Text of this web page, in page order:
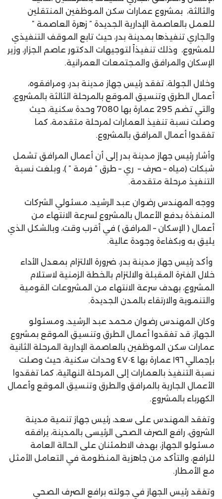
والثالثة، بمشروع عمارات سكن الموظفين المنتقلين
للعمل بالعاصمة الإدارية الجديدة ” زهرة العاصمة ”
والجاري تنفيذها بمدينة بدر، حيث تابع الموقف التنفيذي
للمشروع، وذلك تنفيذاً لتوجيهات الدكتور عاصم الجزار، وزير
الإسكان والمرافق والمجتمعات العمرانية.
وخلال الجولة، تفقد رئيس جهاز مدينة بدر، ومرافقوه،
أعمال الطرق وتنسيق الموقع بالمرحلة الثالثة بالمشروع،
والتي تضم 295 عمارة بها 7080 وحدة سكنية، حيث
وصلت نسبة تنفيذ العمارات لمرحلة متقدمة، كما
تفقدوا أعمال المرافق بالمشروع.
وأشار رئيس جهاز مدينة بدر إلى أن أعمال المرافق تشمل
شبكات (مياه – صرف – ري – طرق ” فرمة ” )، وبلغت نسبة
التنفيذ مرحلة متقدمة.
ووجه المهندس رضوان عبد الرشيد، مسئولي الشركات
المنفذة بدفع الأعمال بالمشروع لسرعة الانتهاء من
أعمال ( الإسكان – المرافق ) في أقرب وقت، وبالشكل الذي
يليق به وبكفاءة وجودة عالية.
وأكد رئيس جهاز مدينة بدر، ضرورة الالتزام بمعدل الأداء
خلال الفترة المقبلة والالتزام بالخطة الزمنية لاستلام
المشروع، بهدف سرعة الانتهاء من المشروعات القومية
والتنموية والارتقاء بالمدن الجديدة.
وكان المهندس رضوان محمد عبد الرشيد، ومسئولو
الجهاز، قد تفقدوا أعمال الطرق وتنسيق الموقع بمشروع
عمارات سكن الموظفين بالعاصمة الإدارية المرحلة الثانية
بإجمالي ١٩٦ عمارة بها ٤٧٠٤ وحدات سكنية، حيث وصلت
نسبة التنفيذ بالعمارات إلى المرحلة النهائية، كما تفقدوا
الأعمال الجارية بالمرافق والطرق وتنسيق الموقع وأعمال
الكهرباء بالمشروع.
وتفقد المهندس على سعد، رئيس جهاز تنمية مدينة
الشروق، رافع الصرف الصحى الرئيسى بالمدينة، يرافقه
مسئولو الجهاز، بهدف الاطمئنان على الحالة العامة
للرافع، والتأكد من جاهزية المنظومة في التعامل الأمثل
مع الأمطار.
وتفقد رئيس الجهاز في جولته برافع الصرف الصحي